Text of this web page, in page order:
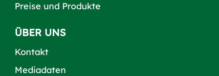
Preise und Produkte
ÜBER UNS
Kontakt
Mediadaten